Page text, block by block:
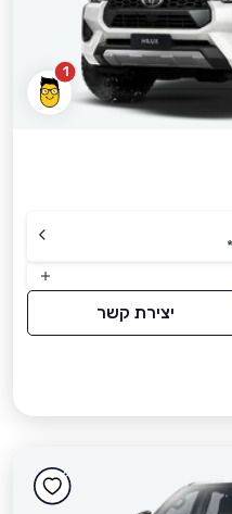
1
*
יצירת קשר